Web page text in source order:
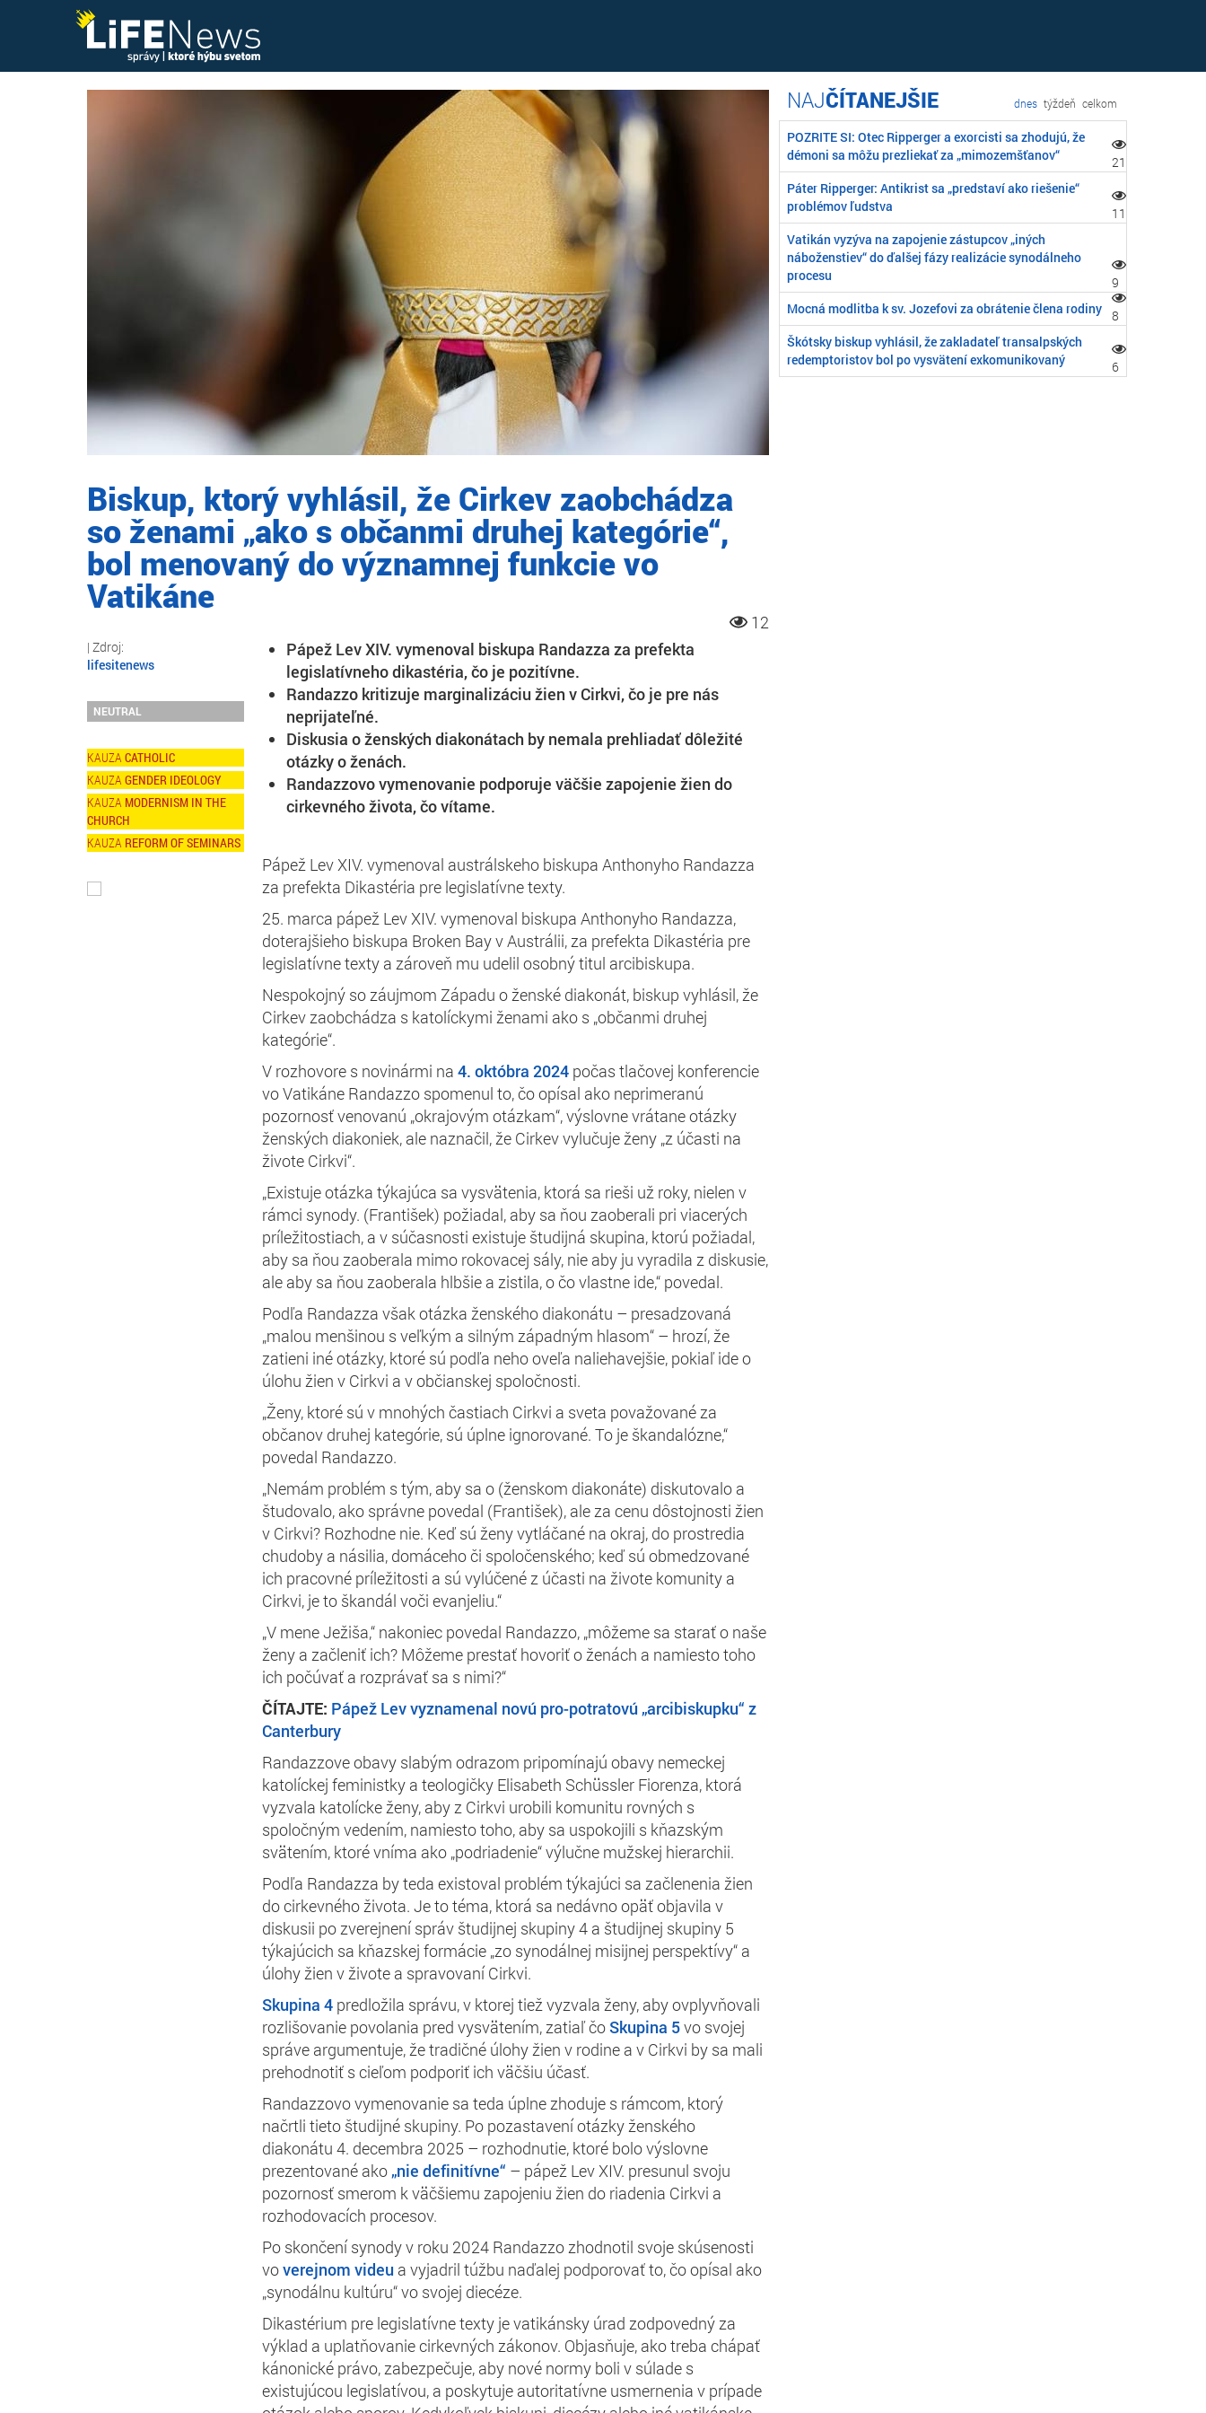
Biskup, ktorý vyhlásil, že Cirkev zaobchádza
so ženami „ako s občanmi druhej kategórie“,
bol menovaný do významnej funkcie vo
Vatikáne
12
lifesitenews
NEUTRAL
CATHOLIC
GENDER IDEOLOGY
MODERNISM IN THE
CHURCH
REFORM OF SEMINARS
Pápež Lev XIV. vymenoval biskupa Randazza za prefekta
legislatívneho dikastéria, čo je pozitívne.
Randazzo kritizuje marginalizáciu žien v Cirkvi, čo je pre nás
neprijateľné.
Diskusia o ženských diakonátach by nemala prehliadať dôležité
otázky o ženách.
Randazzovo vymenovanie podporuje väčšie zapojenie žien do
cirkevného života, čo vítame.
Pápež Lev XIV. vymenoval austrálskeho biskupa Anthonyho Randazza
za prefekta Dikastéria pre legislatívne texty.
25. marca pápež Lev XIV. vymenoval biskupa Anthonyho Randazza,
doterajšieho biskupa Broken Bay v Austrálii, za prefekta Dikastéria pre
legislatívne texty a zároveň mu udelil osobný titul arcibiskupa.
Nespokojný so záujmom Západu o ženské diakonát, biskup vyhlásil, že
Cirkev zaobchádza s katolíckymi ženami ako s „občanmi druhej
kategórie“.
V rozhovore s novinármi na 4. októbra 2024 počas tlačovej konferencie
vo Vatikáne Randazzo spomenul to, čo opísal ako neprimeranú
pozornosť venovanú „okrajovým otázkam“, výslovne vrátane otázky
ženských diakoniek, ale naznačil, že Cirkev vylučuje ženy „z účasti na
živote Cirkvi“.
„Existuje otázka týkajúca sa vysvätenia, ktorá sa rieši už roky, nielen v
rámci synody. (František) požiadal, aby sa ňou zaoberali pri viacerých
príležitostiach, a v súčasnosti existuje študijná skupina, ktorú požiadal,
aby sa ňou zaoberala mimo rokovacej sály, nie aby ju vyradila z diskusie,
ale aby sa ňou zaoberala hlbšie a zistila, o čo vlastne ide,“ povedal.
Podľa Randazza však otázka ženského diakonátu – presadzovaná
„malou menšinou s veľkým a silným západným hlasom“ – hrozí, že
zatieni iné otázky, ktoré sú podľa neho oveľa naliehavejšie, pokiaľ ide o
úlohu žien v Cirkvi a v občianskej spoločnosti.
„Ženy, ktoré sú v mnohých častiach Cirkvi a sveta považované za
občanov druhej kategórie, sú úplne ignorované. To je škandalózne,“
povedal Randazzo.
„Nemám problém s tým, aby sa o (ženskom diakonáte) diskutovalo a
študovalo, ako správne povedal (František), ale za cenu dôstojnosti žien
v Cirkvi? Rozhodne nie. Keď sú ženy vytláčané na okraj, do prostredia
chudoby a násilia, domáceho či spoločenského; keď sú obmedzované
ich pracovné príležitosti a sú vylúčené z účasti na živote komunity a
Cirkvi, je to škandál voči evanjeliu.“
„V mene Ježiša,“ nakoniec povedal Randazzo, „môžeme sa starať o naše
ženy a začleniť ich? Môžeme prestať hovoriť o ženách a namiesto toho
ich počúvať a rozprávať sa s nimi?“
ČÍTAJTE: Pápež Lev vyznamenal novú pro-potratovú „arcibiskupku“ z
Canterbury
Randazzove obavy slabým odrazom pripomínajú obavy nemeckej
katolíckej feministky a teologičky Elisabeth Schüssler Fiorenza, ktorá
vyzvala katolícke ženy, aby z Cirkvi urobili komunitu rovných s
spoločným vedením, namiesto toho, aby sa uspokojili s kňazským
svätením, ktoré vníma ako „podriadenie“ výlučne mužskej hierarchii.
Podľa Randazza by teda existoval problém týkajúci sa začlenenia žien
do cirkevného života. Je to téma, ktorá sa nedávno opäť objavila v
diskusii po zverejnení správ študijnej skupiny 4 a študijnej skupiny 5
týkajúcich sa kňazskej formácie „zo synodálnej misijnej perspektívy“ a
úlohy žien v živote a spravovaní Cirkvi.
Skupina 4 predložila správu, v ktorej tiež vyzvala ženy, aby ovplyvňovali
rozlišovanie povolania pred vysvätením, zatiaľ čoSkupina 5vo svojej
správe argumentuje, že tradičné úlohy žien v rodine a v Cirkvi by sa mali
prehodnotiť s cieľom podporiť ich väčšiu účasť.
Randazzovo vymenovanie sa teda úplne zhoduje s rámcom, ktorý
načrtli tieto študijné skupiny. Po pozastavení otázky ženského
diakonátu 4. decembra 2025 – rozhodnutie, ktoré bolo výslovne
prezentované ako „nie definitívne“ – pápež Lev XIV. presunul svoju
pozornosť smerom k väčšiemu zapojeniu žien do riadenia Cirkvi a
rozhodovacích procesov.
Po skončení synody v roku 2024 Randazzo zhodnotil svoje skúsenosti
voverejnom videu a vyjadril túžbu naďalej podporovať to, čo opísal ako
„synodálnu kultúru“ vo svojej diecéze.
Dikastérium pre legislatívne texty je vatikánsky úrad zodpovedný za
výklad a uplatňovanie cirkevných zákonov. Objasňuje, ako treba chápať
kánonické právo, zabezpečuje, aby nové normy boli v súlade s
existujúcou legislatívou, a poskytuje autoritatívne usmernenia v prípade
ČÍTANEJŠIE dnes týždeň celkom
POZRITE SI: Otec Ripperger a exorcisti sa zhodujú, že
démoni sa môžu prezliekať za „mimozemšťanov“
21
Páter Ripperger: Antikrist sa „predstaví ako riešenie“
problémov ľudstva
11
Vatikán vyzýva na zapojenie zástupcov „iných
náboženstiev“ do ďalšej fázy realizácie synodálneho
procesu
9
Mocná modlitba k sv. Jozefovi za obrátenie člena rodiny 8
Škótsky biskup vyhlásil, že zakladateľ transalpských
redemptoristov bol po vysvätení exkomunikovaný
6